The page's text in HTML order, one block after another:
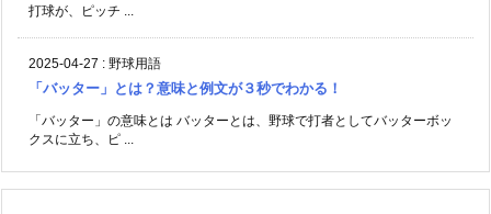
打球が、ピッチ ...
2025-04-27 : 野球用語
「バッター」とは？意味と例文が３秒でわかる！
「バッター」の意味とは バッターとは、野球で打者としてバッターボッ
クスに立ち、ピ ...